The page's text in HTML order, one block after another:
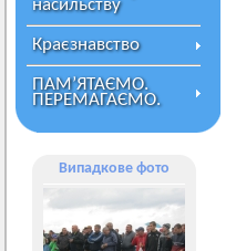
насильству
Краєзнавство
ПАМ’ЯТАЄМО.
ПЕРЕМАГАЄМО.
Випадкове фото